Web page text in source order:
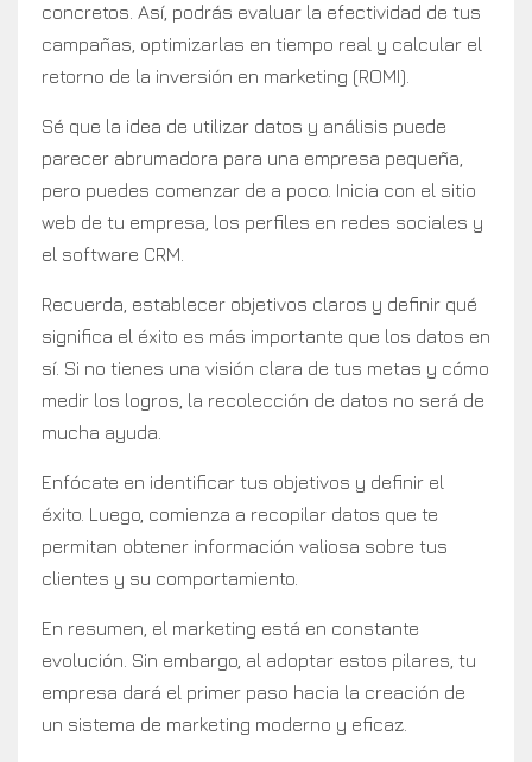
concretos. Así, podrás evaluar la efectividad de tus
campañas, optimizarlas en tiempo real y calcular el
retorno de la inversión en marketing (ROMI).
Sé que la idea de utilizar datos y análisis puede
parecer abrumadora para una empresa pequeña,
pero puedes comenzar de a poco. Inicia con el sitio
web de tu empresa, los perfiles en redes sociales y
el software CRM.
Recuerda, establecer objetivos claros y definir qué
significa el éxito es más importante que los datos en
sí. Si no tienes una visión clara de tus metas y cómo
medir los logros, la recolección de datos no será de
mucha ayuda.
Enfócate en identificar tus objetivos y definir el
éxito. Luego, comienza a recopilar datos que te
permitan obtener información valiosa sobre tus
clientes y su comportamiento.
En resumen, el marketing está en constante
evolución. Sin embargo, al adoptar estos pilares, tu
empresa dará el primer paso hacia la creación de
un sistema de marketing moderno y eficaz.